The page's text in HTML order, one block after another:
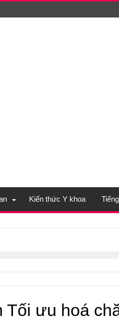
Kiến thức Y khoa
Tối ưu hoá